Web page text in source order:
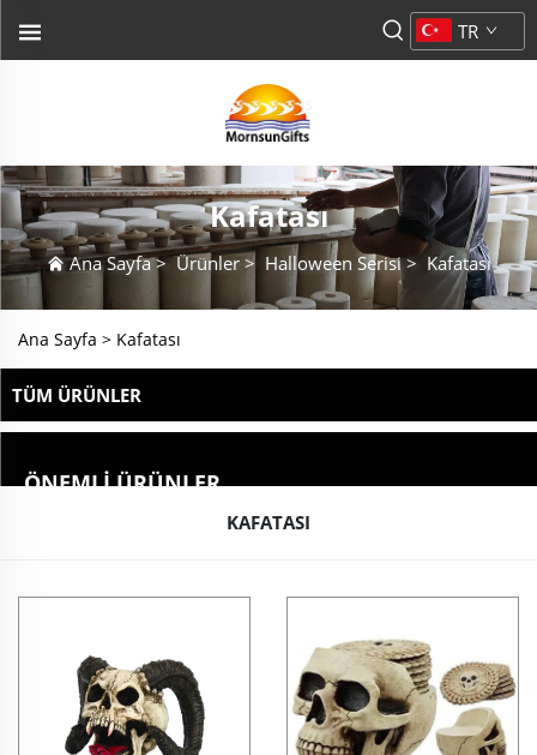
TR
Kafatası
Ana Sayfa>Ürünler> Halloween Serisi> Kafatası
Ana Sayfa > Kafatası
TÜM ÜRÜNLER
ÖNEMLI ÜRÜNLER
KAFATASI